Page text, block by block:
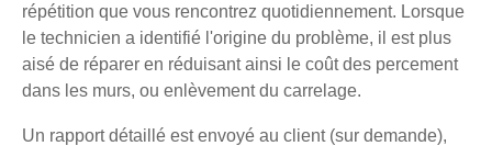
répétition que vous rencontrez quotidiennement. Lorsque
le technicien a identifié l'origine du problème, il est plus
aisé de réparer en réduisant ainsi le coût des percement
dans les murs, ou enlèvement du carrelage.
Un rapport détaillé est envoyé au client (sur demande),